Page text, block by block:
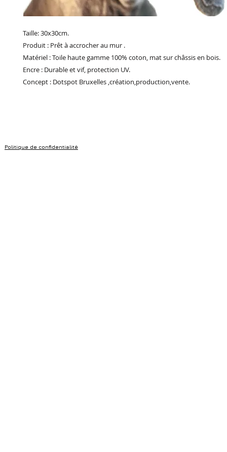
Taille: 30x30cm.
Produit : Prêt à accrocher au mur .
Matériel : Toile haute gamme 100% coton, mat sur châssis en bois.
Encre : Durable et vif, protection UV.
Concept : Dotspot Bruxelles ,création,production,vente.
Politique de confidentialité